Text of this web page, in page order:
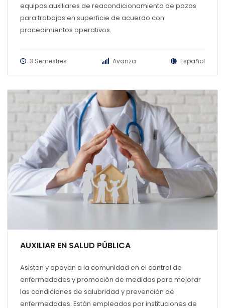
equipos auxiliares de reacondicionamiento de pozos
para trabajos en superficie de acuerdo con
procedimientos operativos.
3 Semestres Avanza Español
AUXILIAR EN SALUD PÚBLICA
Asisten y apoyan a la comunidad en el control de
enfermedades y promoción de medidas para mejorar
las condiciones de salubridad y prevención de
enfermedades. Están empleados por instituciones de